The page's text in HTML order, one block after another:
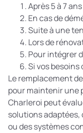
Après 5 à 7
En cas de
Suite à une
Lors de
Pour intégrer
Si vos
Leremplacement
pour maintenir une
Charleroi peut
solutions
ou des systèmes